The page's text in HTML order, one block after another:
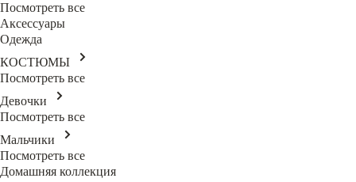
Посмотреть все
Аксессуары
Одежда
КОСТЮМЫ
Посмотреть все
Девочки
Посмотреть все
Мальчики
Посмотреть все
Домашняя коллекция